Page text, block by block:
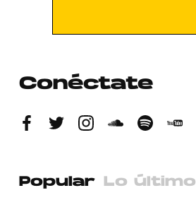
Conéctate
Popular Lo último